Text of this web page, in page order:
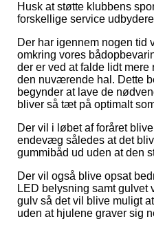
Husk at støtte klubbens
forskellige service
Der har igennem nogen tid
omkring vores
der er ved at falde lidt mere
den nuværende hal. Dette
begynder at lave de
bliver så tæt på optimalt
Der vil i løbet af foråret
endevæg således at det
gummibåd ud uden at den
Der vil også blive opsat
LED belysning samt gulvet
gulv så det vil blive muligt
uden at hjulene graver sig